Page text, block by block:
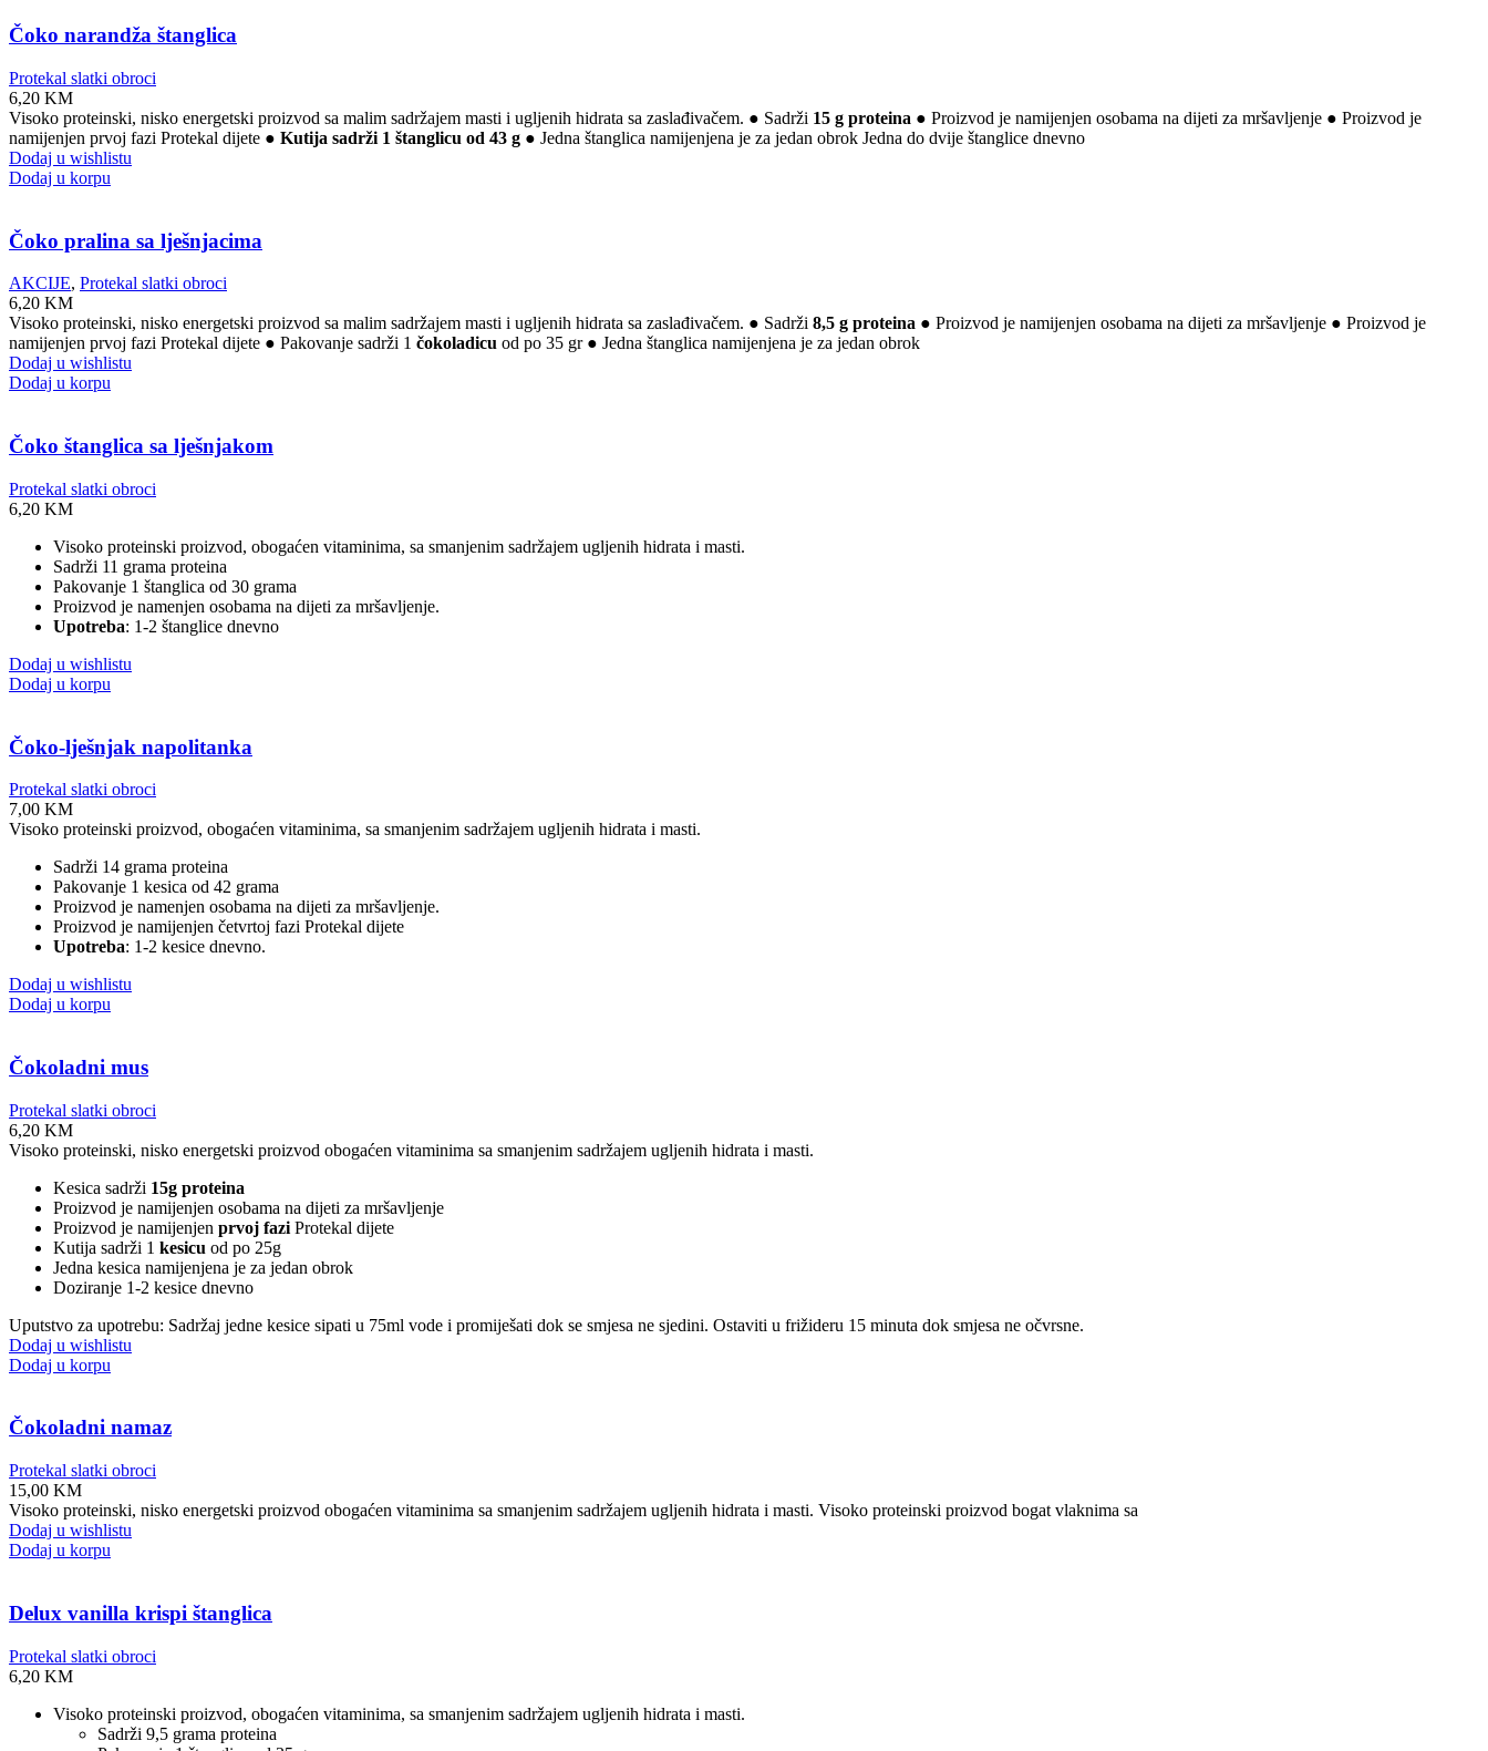
Čoko narandža štanglica
Protekal slatki obroci
6,20 KM
Visoko proteinski, nisko energetski proizvod sa malim sadržajem masti i ugljenih hidrata sa zaslađivačem. ● Sadrži 15 g proteina ● Proizvod je namijenjen osobama na dijeti za mršavljenje ● Proizvod je
namijenjen prvoj fazi Protekal dijete ● Kutija sadrži 1 štanglicu od 43 g ● Jedna štanglica namijenjena je za jedan obrok Jedna do dvije štanglice dnevno
Dodaj u wishlistu
Dodaj u korpu
Čoko pralina sa lješnjacima
AKCIJE, Protekal slatki obroci
6,20 KM
Visoko proteinski, nisko energetski proizvod sa malim sadržajem masti i ugljenih hidrata sa zaslađivačem. ● Sadrži 8,5 g proteina ● Proizvod je namijenjen osobama na dijeti za mršavljenje ● Proizvod je
namijenjen prvoj fazi Protekal dijete ● Pakovanje sadrži 1 čokoladicu od po 35 gr ● Jedna štanglica namijenjena je za jedan obrok
Dodaj u wishlistu
Dodaj u korpu
Čoko štanglica sa lješnjakom
Protekal slatki obroci
6,20 KM
Visoko proteinski proizvod, obogaćen vitaminima, sa smanjenim sadržajem ugljenih hidrata i masti.
Sadrži 11 grama proteina
Pakovanje 1 štanglica od 30 grama
Proizvod je namenjen osobama na dijeti za mršavljenje.
Upotreba: 1-2 štanglice dnevno
Dodaj u wishlistu
Dodaj u korpu
Čoko-lješnjak napolitanka
Protekal slatki obroci
7,00 KM
Visoko proteinski proizvod, obogaćen vitaminima, sa smanjenim sadržajem ugljenih hidrata i masti.
Sadrži 14 grama proteina
Pakovanje 1 kesica od 42 grama
Proizvod je namenjen osobama na dijeti za mršavljenje.
Proizvod je namijenjen četvrtoj fazi Protekal dijete
Upotreba: 1-2 kesice dnevno.
Dodaj u wishlistu
Dodaj u korpu
Čokoladni mus
Protekal slatki obroci
6,20 KM
Visoko proteinski, nisko energetski proizvod obogaćen vitaminima sa smanjenim sadržajem ugljenih hidrata i masti.
Kesica sadrži 15g proteina
Proizvod je namijenjen osobama na dijeti za mršavljenje
Proizvod je namijenjen prvoj fazi Protekal dijete
Kutija sadrži 1 kesicu od po 25g
Jedna kesica namijenjena je za jedan obrok
Doziranje 1-2 kesice dnevno
Uputstvo za upotrebu: Sadržaj jedne kesice sipati u 75ml vode i promiješati dok se smjesa ne sjedini. Ostaviti u frižideru 15 minuta dok smjesa ne očvrsne.
Dodaj u wishlistu
Dodaj u korpu
Čokoladni namaz
Protekal slatki obroci
15,00 KM
Visoko proteinski, nisko energetski proizvod obogaćen vitaminima sa smanjenim sadržajem ugljenih hidrata i masti. Visoko proteinski proizvod bogat vlaknima sa
Dodaj u wishlistu
Dodaj u korpu
Delux vanilla krispi štanglica
Protekal slatki obroci
6,20 KM
Visoko proteinski proizvod, obogaćen vitaminima, sa smanjenim sadržajem ugljenih hidrata i masti.
Sadrži 9,5 grama proteina